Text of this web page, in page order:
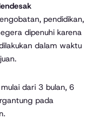
pendidikan,
dipenuhi karena
dalam waktu
dari 3 bulan, 6
pada